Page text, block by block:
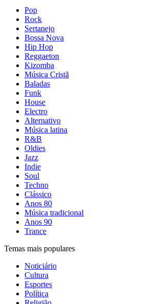
Pop
Rock
Sertanejo
Bossa Nova
Hip Hop
Reggaeton
Kizomba
Música Cristã
Baladas
Funk
House
Electro
Alternativo
Música latina
R&B
Oldies
Jazz
Indie
Soul
Techno
Clássico
Anos 80
Música tradicional
Anos 90
Trance
Temas mais populares
Noticiário
Cultura
Esportes
Política